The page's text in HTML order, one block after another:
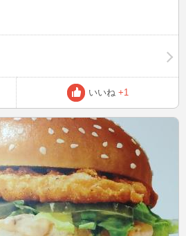
いいね +1